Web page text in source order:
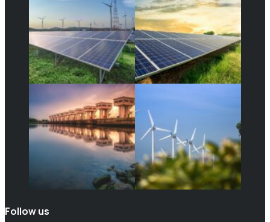
Follow us